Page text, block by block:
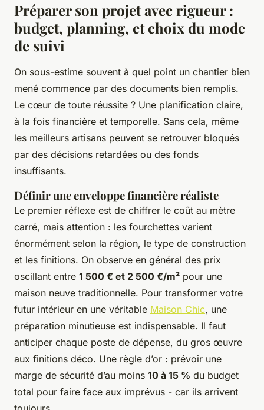
Préparer son projet avec rigueur :
budget, planning, et choix du mode
de suivi
On sous-estime souvent à quel point un chantier bien
mené commence par des documents bien remplis.
Le cœur de toute réussite ? Une planification claire,
à la fois financière et temporelle. Sans cela, même
les meilleurs artisans peuvent se retrouver bloqués
par des décisions retardées ou des fonds
insuffisants.
Définir une enveloppe financière réaliste
Le premier réflexe est de chiffrer le coût au mètre
carré, mais attention : les fourchettes varient
énormément selon la région, le type de construction
et les finitions. On observe en général des prix
oscillant entre 1 500 € et 2 500 €/m² pour une
maison neuve traditionnelle. Pour transformer votre
futur intérieur en une véritable Maison Chic, une
préparation minutieuse est indispensable. Il faut
anticiper chaque poste de dépense, du gros œuvre
aux finitions déco. Une règle d’or : prévoir une
marge de sécurité d’au moins 10 à 15 % du budget
total pour faire face aux imprévus - car ils arrivent